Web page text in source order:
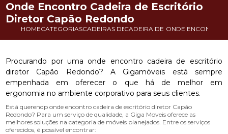
HOMECATEGORIASCADEIRAS DE ESCRITORIOCADEIRA DE ESCRITORIO
ONDE ENCONTRO
Onde Encontro Cadeira de Escritório
Diretor Capão Redondo
Procurando por uma onde encontro cadeira de escritório
diretor Capão Redondo? A Gigamóveis está sempre
empenhada em oferecer o que há de melhor em
ergonomia no ambiente corporativo para seus clientes.
Está querendp onde encontro cadeira de escritório diretor Capão
Redondo? Para um serviço de qualidade, a Giga Moveis oferece as
melhores soluções na categoria de móveis planejados. Entre os serviços
oferecidos, é possível encontrar: